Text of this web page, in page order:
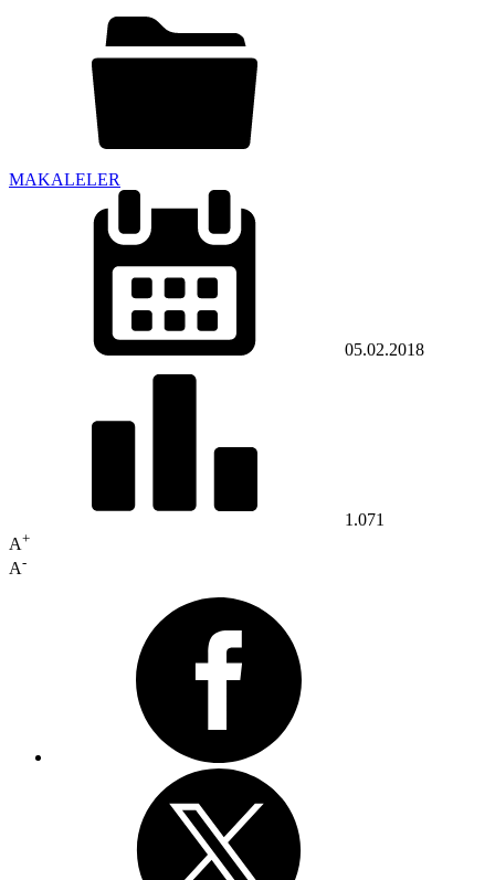
MAKALELER
05.02.2018
1.071
A+
A-